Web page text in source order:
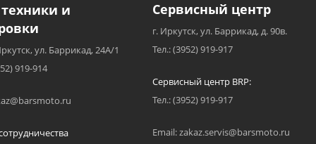
и
ул. Баррикад, 24А/1
919-914
Сервисный центр
г. Иркутск, ул. Баррикад, д. 90в.
Тел.: (3952) 919-917
Сервисный центр BRP:
Тел.: (3952) 919-917
Email: zakaz.servis@barsmoto.ru